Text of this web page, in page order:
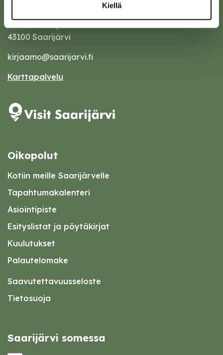
Kiellä
Sivulantie 11, PL 13
43100 Saarijärvi
kirjaamo@saarijarvi.fi
Karttapalvelu
Oikopolut
Kotiin meille Saarijärvelle
Tapahtumakalenteri
Asiointipiste
Esityslistat ja pöytäkirjat
Kuulutukset
Palautelomake
Saavutettavuusseloste
Tietosuoja
Saarijärvi somessa